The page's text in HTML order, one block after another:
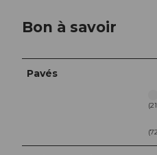
Bon à savoir
Pavés